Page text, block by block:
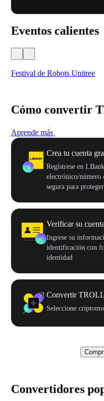
Eventos calientes
Festival de Robots Unitree
Cómo convertir
Aprende más
Crea tu cuenta
Regístrese en
electrónico/número
segura para
Verificar su cuenta
Ingrese su
identificación con
identidad
Convertir
Seleccione
Convertidores